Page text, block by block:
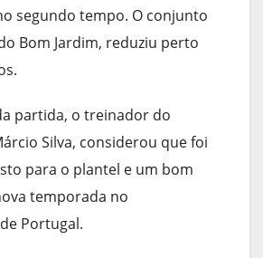
segundo tempo. O conjunto
Bom Jardim, reduziu perto
partida, o treinador do
Silva, considerou que foi
para o plantel e um bom
temporada no
Portugal.